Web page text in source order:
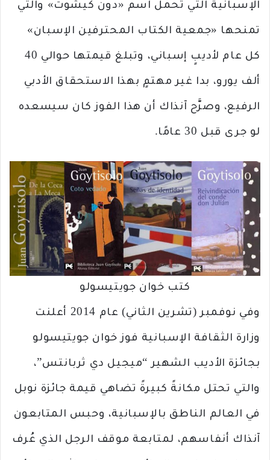
الإسبانية التي تحمل اسم «دون كيشوت» والتي
تمنحها «جمعية الكتاب المحترفين الإسبان»
كل عام لأديبٍ إسباني، وتبلغ قيمتها حوالي 40
ألف يورو، بدا غير مهتمٍ بهذا الاستحقاق الأدبي
الرفيع، وصرَّح آنذاك أن هذا الفوز كان سيسعده
لو جرى قبل 30 عامًا.
كتب خوان جويتيسولو
وفي نوفمبر (تشرين الثاني) عام 2014 أعلنت
وزارة الثقافة الإسبانية فوز خوان جويتيسولو
بجائزة الأديب الشهير “ميجيل دي ثربانتس”،
والتي تحتل مكانةً كبيرةً تضاهي قيمة جائزة نوبل
في العالم الناطق بالإسبانية، وحبس المتابعون
آنذاك أنفاسهم، لمتابعة موقف الرجل الذي عُرف